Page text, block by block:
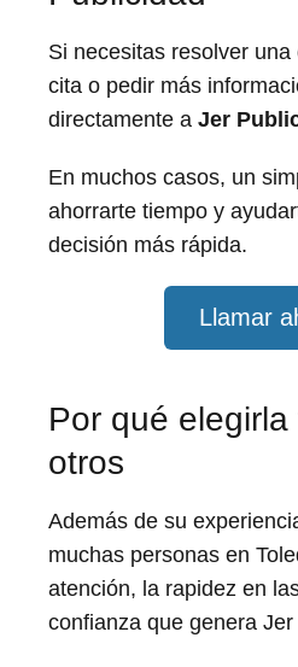
Si necesitas resolver
cita o pedir más
directamente a Jer
En muchos casos, un
ahorrarte tiempo y
decisión más rápida.
Llamar
Por qué
otros
Además de su
muchas personas en
atención, la rapidez en
confianza que genera